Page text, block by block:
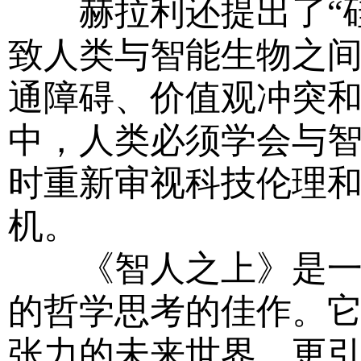
赫拉利还提出了“
致人类与智能生物之
通障碍、价值观冲突
中，人类必须学会与
时重新审视科技伦理
机。
《智人之上》是一
的哲学思考的佳作。